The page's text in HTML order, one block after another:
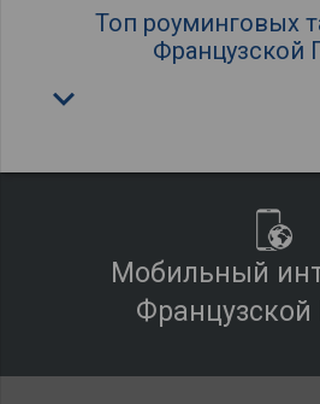
Топ роуминговых
Французской
keyboard_arrow_down
Мобильный
Французской